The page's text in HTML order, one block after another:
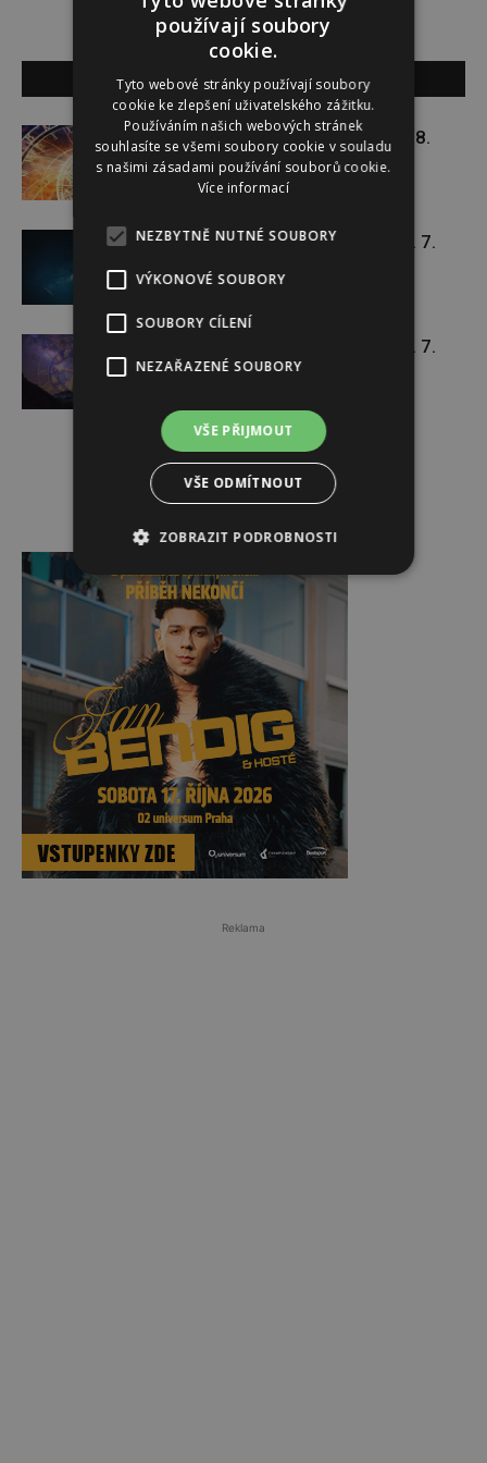
SOUVISEJÍCÍ ČLÁNKY
Týdenní horoskop 27. 7. – 2. 8.
Týdenní horoskop 20. 7. – 26. 7.
Týdenní horoskop 13. 7. – 19. 7.
Reklama
Reklama
používají soubory
cookie.
Tyto webové stránky používají soubory
cookie ke zlepšení uživatelského zážitku.
Používáním našich webových stránek
souhlasíte se všemi soubory cookie v souladu
s našimi zásadami používání souborů cookie.
Více informací
NEZBYTNĚ NUTNÉ SOUBORY
VÝKONOVÉ SOUBORY
SOUBORY CÍLENÍ
NEZAŘAZENÉ SOUBORY
VŠE PŘIJMOUT
VŠE ODMÍTNOUT
ZOBRAZIT PODROBNOSTI